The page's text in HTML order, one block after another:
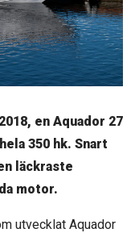
en Aquador 27
350 hk. Snart
läckraste
motor.
utvecklat Aquador